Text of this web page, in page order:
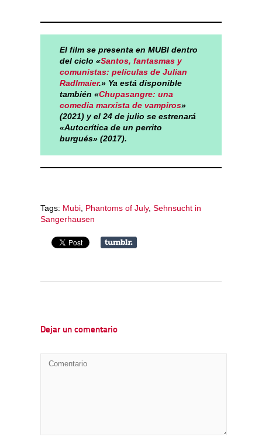
El film se presenta en MUBI dentro
del ciclo «Santos, fantasmas y
comunistas: películas de Julian
Radlmaier.» Ya está disponible
también «Chupasangre: una
comedia marxista de vampiros»
(2021) y el 24 de julio se estrenará
«Autocrítica de un perrito
burgués» (2017).
Tags: Mubi, Phantoms of July, Sehnsucht in
Sangerhausen
Dejar un comentario